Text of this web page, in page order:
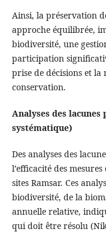
Ainsi, la préservation
approche équilibrée,
biodiversité, une
participation
prise de décisions et
conservation.
Analyses des lacunes
systématique)
Des analyses des
l’efficacité des
sites Ramsar. Ces
biodiversité, de la
annuelle relative,
qui doit être résolu